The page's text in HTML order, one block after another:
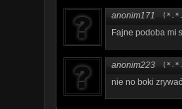
anonim171
Fajne podoba mi
anonim223
nie no boki zrywać